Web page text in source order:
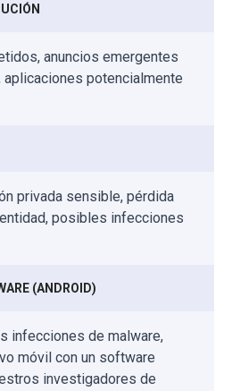
anuncios emergentes
potencialmente
privada sensible, pérdida
posibles infecciones
(ANDROID)
infecciones de malware,
móvil con un software
investigadores de